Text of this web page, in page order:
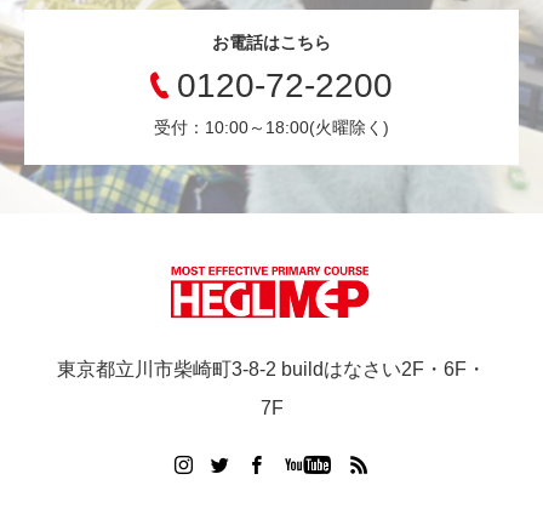
お電話はこちら
0120-72-2200
受付：10:00～18:00(火曜除く)
東京都立川市柴崎町3-8-2 buildはなさい2F・6F・
7F